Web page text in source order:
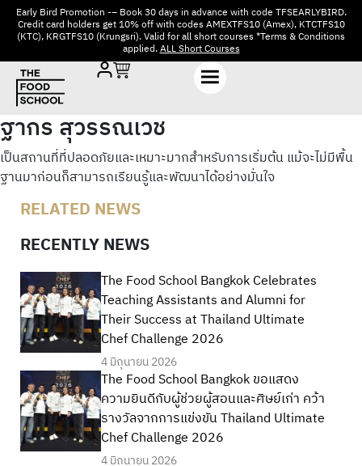
Early Bird Promotion -– Book 30 days in advance with code TFSEARLYBIRD.
Credit card holders get 10% off with codes AMEXTFS10 (Amex), KTCTFS10
(KTC), KRGTFS10 (Krungsri). Valid for all short courses *Terms & Conditions
applied.ALL Short Courses
ฐากร สุวรรณเวช
เป็นสถานที่ที่ปลอดภัยและเหมาะมากสำหรับการเริ่มต้น แม้จะไม่มีพื้น
ฐานมาก่อนก็สามารถเรียนรู้และพัฒนาได้อย่างมั่นใจ
RELATED NEWS
RECENTLY NEWS
The Food School Bangkok Celebrates
Teaching Assistants and Alumni for
Their Success at Thailand Ultimate
Chef Challenge 2026
4 มิถุนายน 2026
The Food School Bangkok ขอแสดง
ความยินดีกับผู้ช่วยผู้สอนและศิษย์เก่า คว้า
รางวัลจากการแข่งขัน Thailand Ultimate
Chef Challenge 2026
4 มิถุนายน 2026